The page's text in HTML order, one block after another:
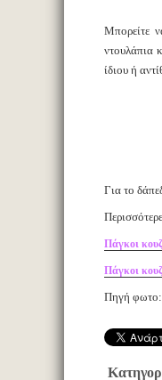
Μπορείτε
ντουλάπια
ίδιου ή
Για το
Πάγκοι
Πάγκοι
Πηγή φωτο: